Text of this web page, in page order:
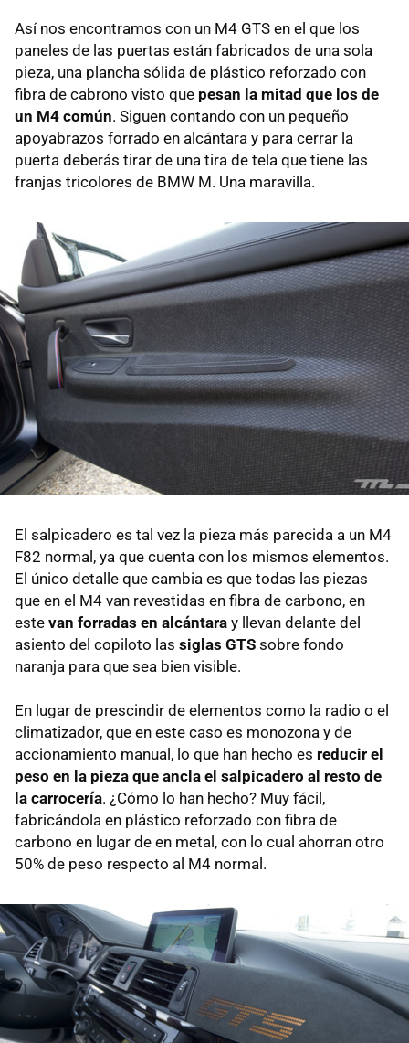
Así nos encontramos con un M4 GTS en el que los
paneles de las puertas están fabricados de una sola
pieza, una plancha sólida de plástico reforzado con
fibra de cabrono visto que pesan la mitad que los de
un M4 común. Siguen contando con un pequeño
apoyabrazos forrado en alcántara y para cerrar la
puerta deberás tirar de una tira de tela que tiene las
franjas tricolores de BMW M. Una maravilla.
El salpicadero es tal vez la pieza más parecida a un M4
F82 normal, ya que cuenta con los mismos elementos.
El único detalle que cambia es que todas las piezas
que en el M4 van revestidas en fibra de carbono, en
este van forradas en alcántara y llevan delante del
asiento del copiloto las siglas GTS sobre fondo
naranja para que sea bien visible.
En lugar de prescindir de elementos como la radio o el
climatizador, que en este caso es monozona y de
accionamiento manual, lo que han hecho es reducir el
peso en la pieza que ancla el salpicadero al resto de
la carrocería. ¿Cómo lo han hecho? Muy fácil,
fabricándola en plástico reforzado con fibra de
carbono en lugar de en metal, con lo cual ahorran otro
50% de peso respecto al M4 normal.